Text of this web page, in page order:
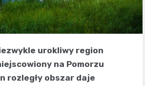
urokliwy region
na Pomorzu
rozległy obszar daje